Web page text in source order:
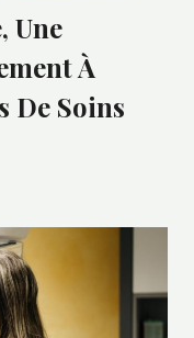
Une
À
De Soins